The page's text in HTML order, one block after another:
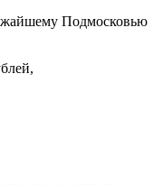
Подмосковью